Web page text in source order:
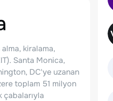
kiralama,
Santa Monica,
DC'ye uzanan
toplam 51 milyon